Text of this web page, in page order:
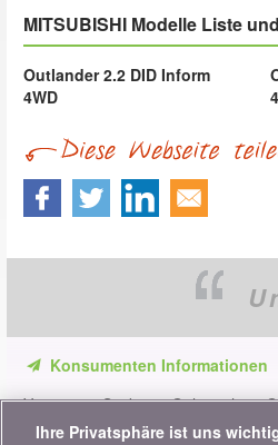
MITSUBISHI Modelle Liste
Outlander 2.2 DID Inform
4WD
Konsumenten Informationen
Verpassen Sie keine Gelegenheit,
sparen. Erhalten Sie unsere
Ihre Privatsphäre ist uns